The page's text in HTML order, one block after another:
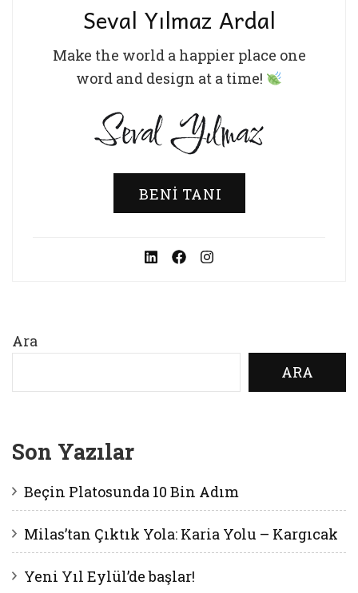
Seval Yılmaz Ardal
Make the world a happier place one
word and design at a time!
BENI TANI
Ara
ARA
Son Yazılar
Beçin Platosunda 10 Bin Adım
Milas’tan Çıktık Yola: Karia Yolu – Kargıcak
Yeni Yıl Eylül’de başlar!